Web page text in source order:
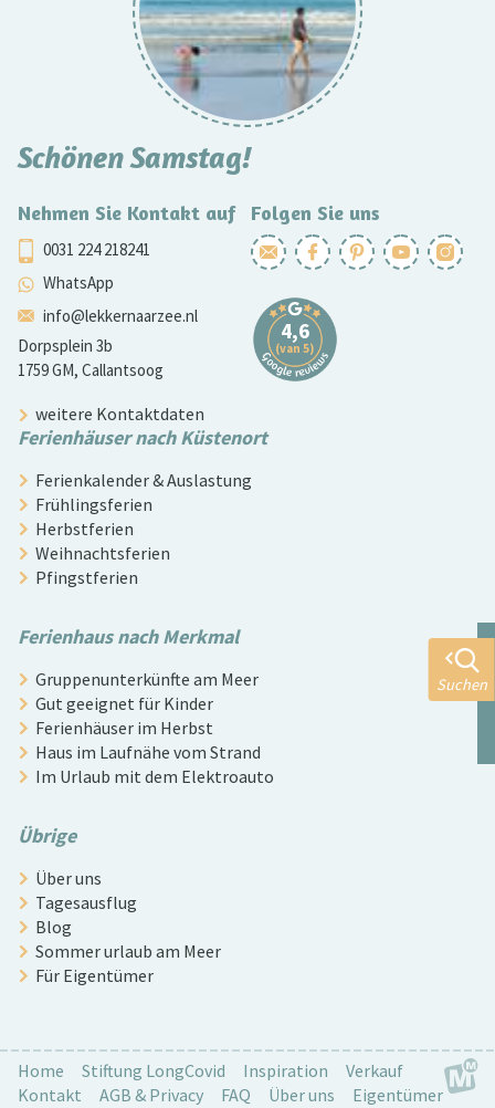
Schönen Samstag!
Nehmen Sie Kontakt auf
0031 224 218241
WhatsApp
info@lekkernaarzee.nl
Dorpsplein 3b
1759 GM, Callantsoog
Folgen Sie uns
weitere Kontaktdaten
Ferienhäuser nach Küstenort
Ferienkalender & Auslastung
Frühlingsferien
Herbstferien
Weihnachtsferien
Pfingstferien
Ferienhaus nach Merkmal
Gruppenunterkünfte am Meer
Gut geeignet für Kinder
Ferienhäuser im Herbst
Haus im Laufnähe vom Strand
Im Urlaub mit dem Elektroauto
Übrige
Über uns
Tagesausflug
Blog
Sommer urlaub am Meer
Für Eigentümer
Home Stiftung LongCovid Inspiration
Verkauf
Kontakt
AGB & Privacy FAQ Über uns Eigentümer
Suchen